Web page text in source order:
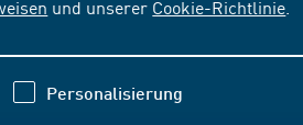
und unserer Cookie-Richtlinie
Personalisierung